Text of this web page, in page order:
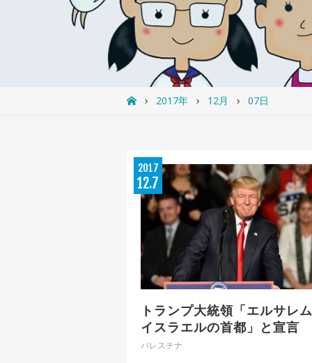
2017年 12月 07日
トランプ大統領「エルサレ
イスラエルの首都」と宣言
2017
12 7
パレスチナ